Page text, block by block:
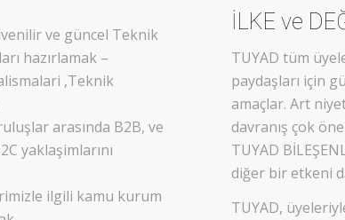
ve güncel Teknik
hazırlamak –
,Teknik
arasında B2B, ve
yaklaşimlarını
ilgili kamu kurum
İLKE ve
TUYAD tüm
paydaşları için
amaçlar. Art
davranış çok
TUYAD
diğer bir etkeni
TUYAD,